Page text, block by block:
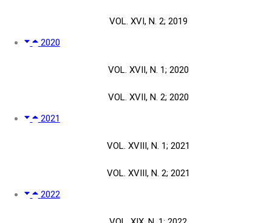
VOL. XVI, N. 2; 2019
2020
VOL. XVII, N. 1; 2020
VOL. XVII, N. 2; 2020
2021
VOL. XVIII, N. 1; 2021
VOL. XVIII, N. 2; 2021
2022